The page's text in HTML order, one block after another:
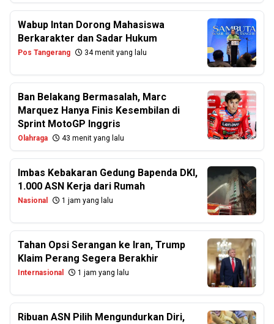
Wabup Intan Dorong Mahasiswa
Berkarakter dan Sadar Hukum
Pos Tangerang 34 menit yang lalu
Ban Belakang Bermasalah, Marc
Marquez Hanya Finis Kesembilan di
Sprint MotoGP Inggris
Olahraga 43 menit yang lalu
Imbas Kebakaran Gedung Bapenda DKI,
1.000 ASN Kerja dari Rumah
Nasional 1 jam yang lalu
Tahan Opsi Serangan ke Iran, Trump
Klaim Perang Segera Berakhir
Internasional 1 jam yang lalu
Ribuan ASN Pilih Mengundurkan Diri,